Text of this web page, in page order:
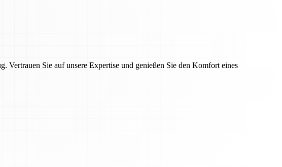
Vertrauen Sie auf unsere Expertise und genießen Sie den Komfort eines